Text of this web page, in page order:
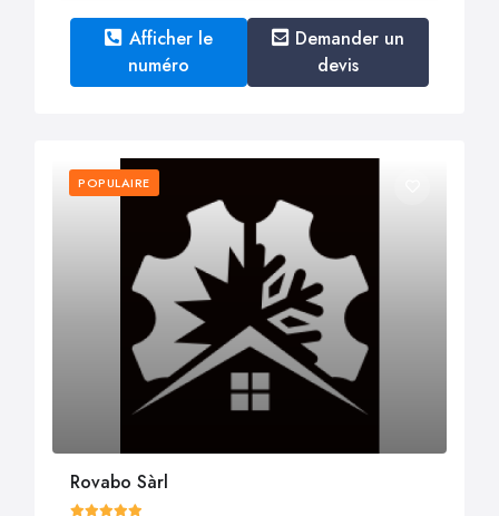
Afficher le
numéro
Demander un
devis
POPULAIRE
Rovabo Sàrl